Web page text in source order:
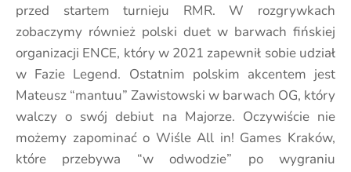
przed startem turnieju RMR. W rozgrywkach
zobaczymy również polski duet w barwach fińskiej
organizacji ENCE, który w 2021 zapewnił sobie udział
w Fazie Legend. Ostatnim polskim akcentem jest
Mateusz “mantuu” Zawistowski w barwach OG, który
walczy o swój debiut na Majorze. Oczywiście nie
możemy zapominać o Wiśle All in! Games Kraków,
które przebywa “w odwodzie” po wygraniu